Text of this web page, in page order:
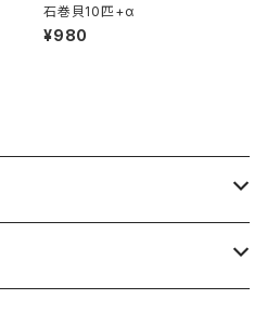
石巻貝10匹+α
¥980